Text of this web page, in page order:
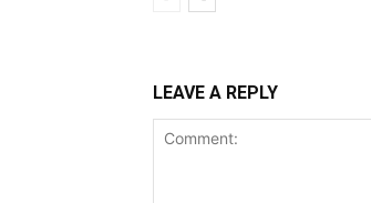
LEAVE A REPLY